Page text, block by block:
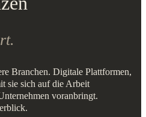
Branchen. Digitale Plattformen,
sie sich auf die Arbeit
voranbringt.